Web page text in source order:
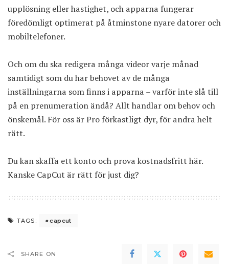
upplösning eller hastighet, och apparna fungerar
föredömligt optimerat på åtminstone nyare datorer och
mobiltelefoner.
Och om du ska redigera många videor varje månad
samtidigt som du har behovet av de många
inställningarna som finns i apparna – varför inte slå till
på en prenumeration ändå? Allt handlar om behov och
önskemål. För oss är Pro förkastligt dyr, för andra helt
rätt.
Du kan skaffa ett konto och prova kostnadsfritt här.
Kanske CapCut är rätt för just dig?
TAGS: capcut
SHARE ON